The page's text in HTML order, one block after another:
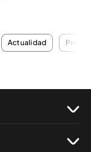
Actualidad